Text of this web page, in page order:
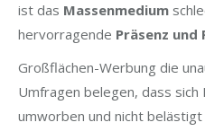
ist das Massenmedium
hervorragende Präsenz und
Großflächen-Werbung die
Umfragen belegen, dass sich
umworben und nicht belästigt